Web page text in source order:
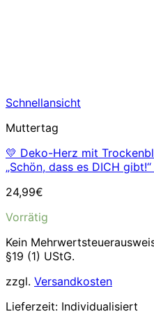
Schnellansicht
Muttertag
💛 Deko-Herz mit
„Schön, dass es DICH gibt!“
24,99€
Vorrätig
Kein
§19 (1) UStG.
zzgl. Versandkosten
Lieferzeit: Individualisiert